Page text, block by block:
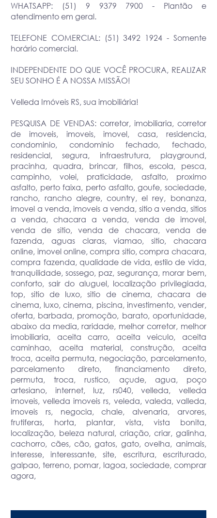
WHATSAPP: (51) 9 9379 7900 - Plantão e
atendimento em geral.
TELEFONE COMERCIAL: (51) 3492 1924 - Somente
horário comercial.
INDEPENDENTE DO QUE VOCÊ PROCURA, REALIZAR
SEU SONHO É A NOSSA MISSÃO!
Velleda Imóveis RS, sua imobiliária!
PESQUISA DE VENDAS: corretor, imobiliaria, corretor
de imoveis, imoveis, imovel, casa, residencia,
condominio, condominio fechado, fechado,
residencial, segura, infraestrutura, playground,
pracinha, quadra, brincar, filhos, escola, pesca,
campinho, volei, praticidade, asfalto, proximo
asfalto, perto faixa, perto asfalto, goufe, sociedade,
rancho, rancho alegre, country, el rey, bonanza,
imovel a venda, imoveis a venda, sitio a venda, sitios
a venda, chacara a venda, venda de imovel,
venda de sitio, venda de chacara, venda de
fazenda, aguas claras, viamao, sitio, chacara
online, imovel online, compra sitio, compra chacara,
compra fazenda, qualidade de vida, estilo de vida,
tranquilidade, sossego, paz, segurança, morar bem,
conforto, sair do aluguel, localização privilegiada,
top, sitio de luxo, sitio de cinema, chacara de
cinema, luxo, cinema, piscina, investimento, vender,
oferta, barbada, promoção, barato, oportunidade,
abaixo da media, raridade, melhor corretor, melhor
imobiliaria, aceita carro, aceita veiculo, aceita
caminhao, aceita material, construção, aceita
troca, aceita permuta, negociação, parcelamento,
parcelamento direto, financiamento direto,
permuta, troca, rustico, açude, agua, poço
artesiano, internet, luz, rs040, velleda, velleda
imoveis, velleda imoveis rs, veleda, valeda, valleda,
imoveis rs, negocia, chale, alvenaria, arvores,
frutiferas, horta, plantar, vista, vista bonita,
localização, beleza natural, criação, criar, galinha,
cachorro, cães, cão, gatos, gato, ovelha, animais,
interesse, interessante, site, escritura, escriturado,
galpao, terreno, pomar, lagoa, sociedade, comprar
agora,